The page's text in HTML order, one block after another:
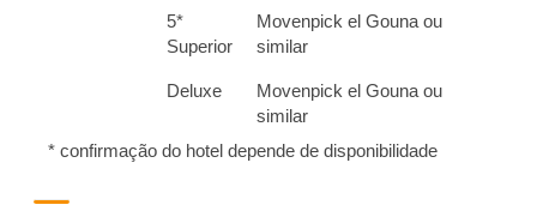
5*
Superior
Movenpick el Gouna ou
similar
Deluxe
Movenpick el Gouna ou
similar
* confirmação do hotel depende de disponibilidade